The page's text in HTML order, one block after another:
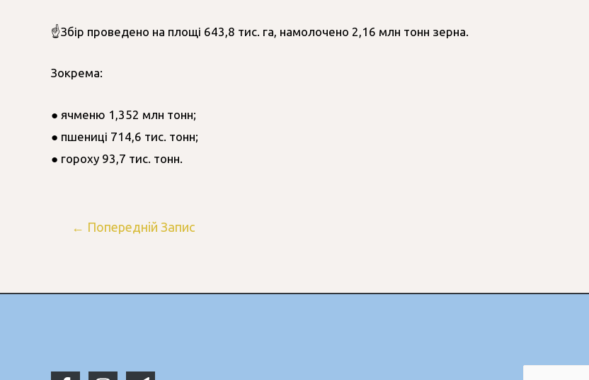
☝️Збір проведено на площі 643,8 тис. га, намолочено 2,16 млн тонн зерна.
Зокрема:
● ячменю 1,352 млн тонн;
● пшениці 714,6 тис. тонн;
● гороху 93,7 тис. тонн.
← Попередній Запис